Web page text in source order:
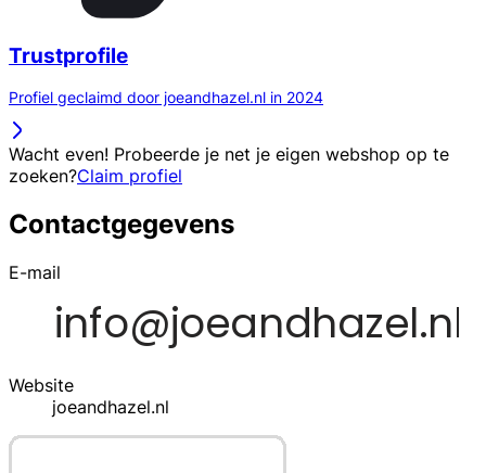
Trustprofile
Profiel geclaimd door joeandhazel.nl in 2024
Wacht even! Probeerde je net je eigen webshop op te
zoeken?Claim profiel
Contactgegevens
E-mail
Website
joeandhazel.nl